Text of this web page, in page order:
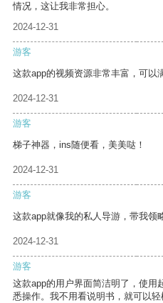
情况，这让我非常担心。
2024-12-31
游客
这款app的视频资源非常丰富，可以
2024-12-31
游客
梯子神器，ins随便看，美美哒！
2024-12-31
游客
这款app就像我的私人导游，带我领
2024-12-31
游客
这款app的用户界面简洁明了，使用
悉操作。我不用看说明书，就可以轻